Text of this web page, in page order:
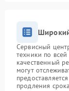
Сервисный
техники по
качественный
могут
продления